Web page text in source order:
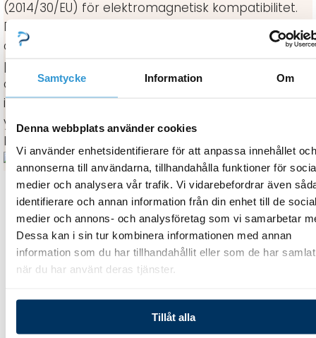
Samtycke Information Om
Denna webbplats använder cookies
Vi använder enhetsidentifierare för att anpassa innehållet och
annonserna till användarna, tillhandahålla funktioner för
medier och analysera vår trafik. Vi vidarebefordrar även
identifierare och annan information från din enhet till de
medier och annons- och analysföretag som vi samarbetar
Dessa kan i sin tur kombinera informationen med annan
information som du har tillhandahållit eller som de har
när du har använt deras tjänster.
Tillåt alla
(2014/30/EU) för elektromagnetisk kompatibilitet.
Detta inkluderar strikta krav på säkerhet, hälsa,
och miljöskydd. Tester utförda vid Statens
provningsanstalt bekräftar att Viskans spabad
överensstämmer med gränserna för emission och
immunitet som sätts i EMC-direktivet, vilket
ytterligare styrker företagets engagemang för
kvalitet och tillförlitlighet.
Relaterade Produkter
Startknapp B, extra